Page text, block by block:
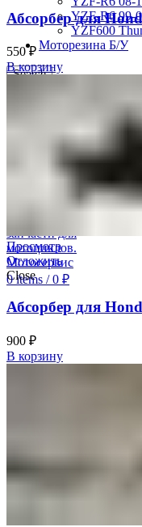
YZF-R6 99-
YZF600
Моторезина Б/У
Search
0₽
0items / 0 ₽
Абсорбер для
550₽
В корзину
Просмотр
Отложить
Close
Абсорбер для
900 ₽
В корзину